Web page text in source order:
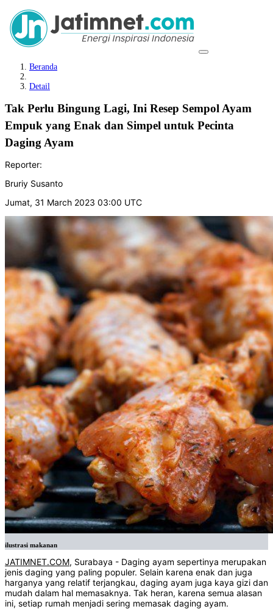
Beranda
Detail
Tak Perlu Bingung Lagi, Ini Resep Sempol Ayam
Empuk yang Enak dan Simpel untuk Pecinta
Daging Ayam
Reporter:
Bruriy Susanto
Jumat, 31 March 2023 03:00 UTC
ilustrasi makanan
JATIMNET.COM, Surabaya - Daging ayam sepertinya merupakan
jenis daging yang paling populer. Selain karena enak dan juga
harganya yang relatif terjangkau, daging ayam juga kaya gizi dan
mudah dalam hal memasaknya. Tak heran, karena semua alasan
ini, setiap rumah menjadi sering memasak daging ayam.